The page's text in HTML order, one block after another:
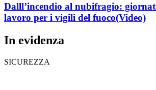
Dalll’incendio al nubifragio:
lavoro per i vigili del fuoco(Video)
In evidenza
SICUREZZA